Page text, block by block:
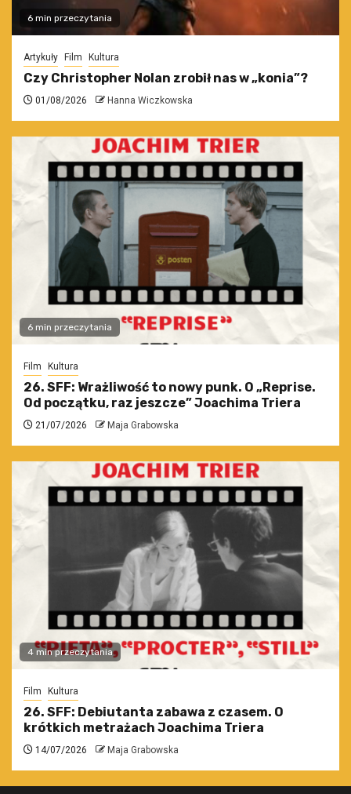
6 min przeczytania
Artykuły Film Kultura
Czy Christopher Nolan zrobił nas w „konia”?
01/08/2026 Hanna Wiczkowska
6 min przeczytania
Film Kultura
26. SFF: Wrażliwość to nowy punk. O „Reprise.
Od początku, raz jeszcze” Joachima Triera
21/07/2026 Maja Grabowska
4 min przeczytania
Film Kultura
26. SFF: Debiutanta zabawa z czasem. O
krótkich metrażach Joachima Triera
14/07/2026 Maja Grabowska